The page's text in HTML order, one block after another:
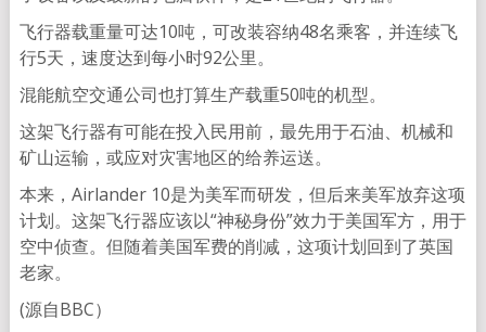
飞行器载重量可达10吨，可改装容纳48名乘客，并连续飞
行5天，速度达到每小时92公里。
混能航空交通公司也打算生产载重50吨的机型。
这架飞行器有可能在投入民用前，最先用于石油、机械和
矿山运输，或应对灾害地区的给养运送。
本来，Airlander 10是为美军而研发，但后来美军放弃这项
计划。这架飞行器应该以“神秘身份”效力于美国军方，用于
空中侦查。但随着美国军费的削减，这项计划回到了英国
老家。
(源自BBC）